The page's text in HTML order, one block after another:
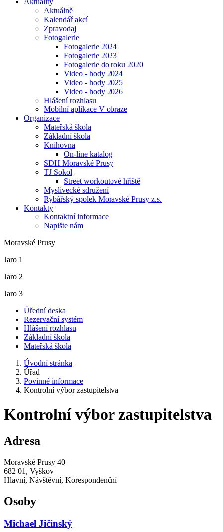
Aktuality
Aktuálně
Kalendář akcí
Zpravodaj
Fotogalerie
Fotogalerie 2024
Fotogalerie 2023
Fotogalerie do roku 2020
Video - hody 2024
Video - hody 2025
Video - hody 2026
Hlášení rozhlasu
Mobilní aplikace V obraze
Organizace
Mateřská škola
Základní škola
Knihovna
On-line katalog
SDH Moravské Prusy
TJ Sokol
Street workoutové hřiště
Myslivecké sdružení
Rybářský spolek Moravské Prusy z.s.
Kontakty
Kontaktní informace
Napište nám
Moravské Prusy
Jaro 1
Jaro 2
Jaro 3
Úřední deska
Rezervační systém
Hlášení rozhlasu
Základní škola
Mateřská škola
Úvodní stránka
Úřad
Povinné informace
Kontrolní výbor zastupitelstva
Kontrolní výbor zastupitelstva
Adresa
Moravské Prusy 40
682 01, Vyškov
Hlavní, Návštěvní, Korespondenční
Osoby
Michael Jičínský